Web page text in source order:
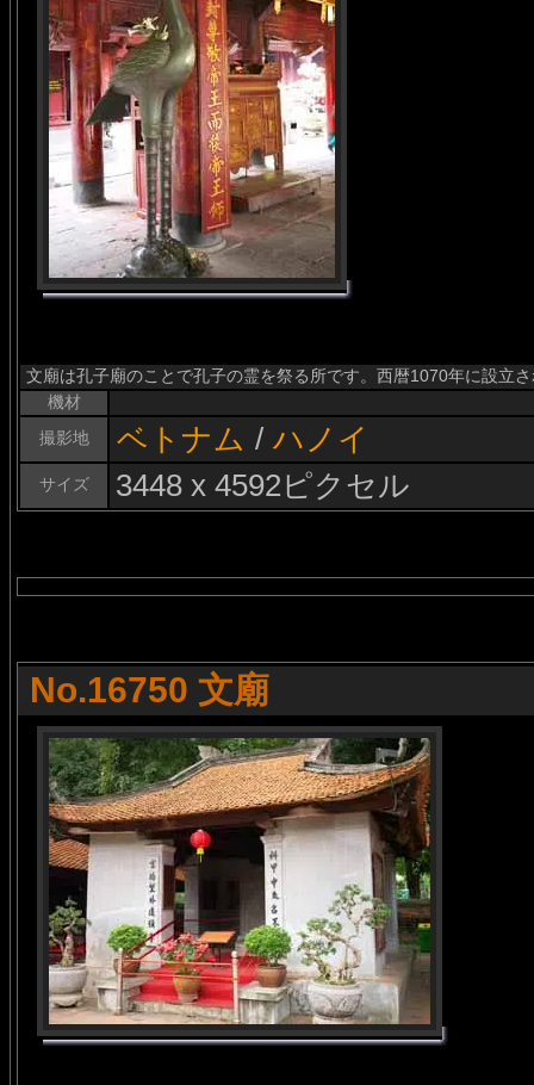
文廟は孔子廟のことで孔子の霊を祭る所です。西暦1070年に設立
機材
撮影地
ベトナム / ハノイ
サイズ 3448 x 4592ピクセル
No.16750 文廟